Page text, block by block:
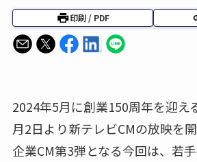
印刷 / PDF
2024年5月に創業150周年を迎え
月2日より新テレビCMの放映を
企業CM第3弾となる今回は、若